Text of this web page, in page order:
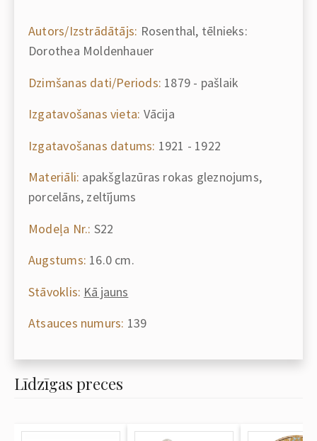
Autors/Izstrādātājs: Rosenthal, tēlnieks:
Dorothea Moldenhauer
Dzimšanas dati/Periods: 1879 - pašlaik
Izgatavošanas vieta: Vācija
Izgatavošanas datums: 1921 - 1922
Materiāli: apakšglazūras rokas gleznojums,
porcelāns, zeltījums
Modeļa Nr.: S22
Augstums: 16.0 cm.
Stāvoklis: Kā jauns
Atsauces numurs: 139
Līdzīgas preces